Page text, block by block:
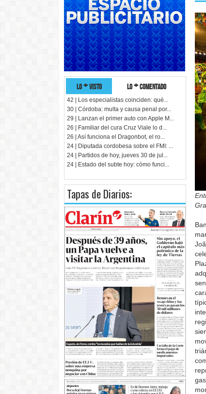
lo + visto lo + comentado
42 | Los especialistas coinciden: qué...
30 | Córdoba: multa y causa penal por...
29 | Lanzan el primer auto con Apple M...
26 | Familiar del cura Cruz Viale lo d...
26 | Así funciona el Dragonbot, el ro...
24 | Diputada cordobesa sobre el FMI: ...
24 | Partidos de hoy, jueves 30 de jul...
24 | Estado del subte hoy: cómo funci...
Tapas de Diarios: